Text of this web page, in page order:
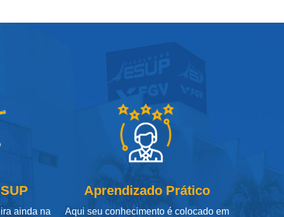
ainda na
Aprendizado Prático
Aqui seu conhecimento é colocado em